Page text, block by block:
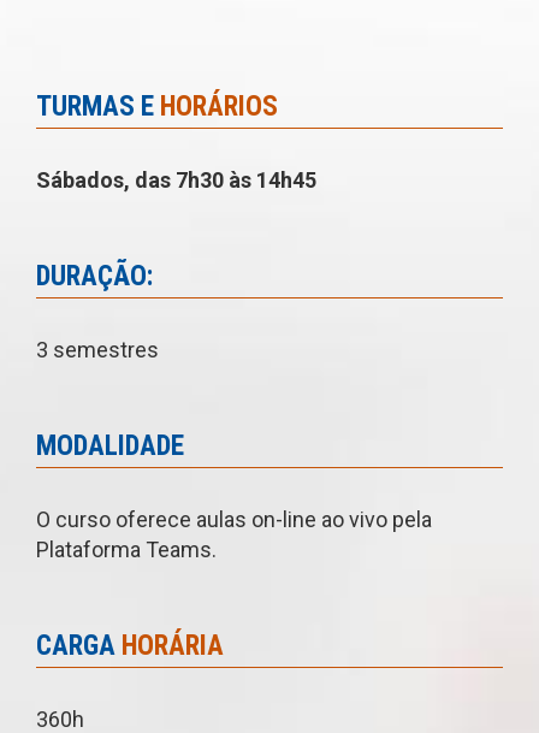
TURMAS E HORÁRIOS
Sábados, das 7h30 às 14h45
DURAÇÃO:
3 semestres
MODALIDADE
O curso oferece aulas on-line ao vivo pela
Plataforma Teams.
CARGA HORÁRIA
360h